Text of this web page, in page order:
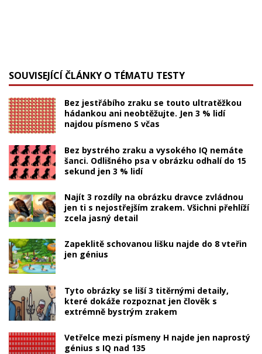
SOUVISEJÍCÍ ČLÁNKY O TÉMATU TESTY
Bez jestřábího zraku se touto ultratěžkou
hádankou ani neobtěžujte. Jen 3 % lidí
najdou písmeno S včas
Bez bystrého zraku a vysokého IQ nemáte
šanci. Odlišného psa v obrázku odhalí do 15
sekund jen 3 % lidí
Najít 3 rozdíly na obrázku dravce zvládnou
jen ti s nejostřejším zrakem. Všichni přehlíží
zcela jasný detail
Zapeklitě schovanou lišku najde do 8 vteřin
jen génius
Tyto obrázky se liší 3 titěrnými detaily,
které dokáže rozpoznat jen člověk s
extrémně bystrým zrakem
Vetřelce mezi písmeny H najde jen naprostý
génius s IQ nad 135